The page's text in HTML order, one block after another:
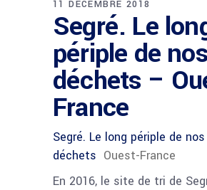
11 DÉCEMBRE 2018
Segré. Le
périple de
déchets –
France
Segré. Le long périple de nos
déchets Ouest-France
En 2016, le site de tri de